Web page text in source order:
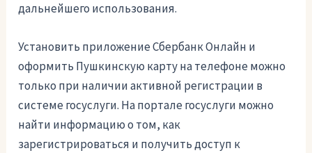
дальнейшего использования.
Установить приложение Сбербанк Онлайн и
оформить Пушкинскую карту на телефоне можно
только при наличии активной регистрации в
системе госуслуги. На портале госуслуги можно
найти информацию о том, как
зарегистрироваться и получить доступ к